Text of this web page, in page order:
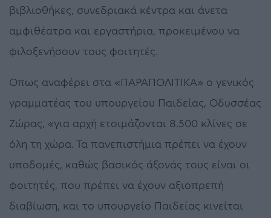
βιβλιοθήκες, συνεδριακά κέντρα και άνετα
αµφιθέατρα και εργαστήρια, προκειµένου να
φιλοξενήσουν τους φοιτητές.
Οπως αναφέρει στα «ΠΑΡΑΠΟΛΙΤΙΚΑ» ο γενικός
γραµµατέας του υπουργείου Παιδείας, Οδυσσέας
Ζώρας, «για αρχή ετοιµάζονται 8.500 κλίνες σε
όλη τη χώρα. Τα πανεπιστήµια πρέπει να έχουν
υποδοµές, καθώς βασικός άξονάς τους είναι οι
φοιτητές, που πρέπει να έχουν αξιοπρεπή
διαβίωση, και το υπουργείο Παιδείας κινείται